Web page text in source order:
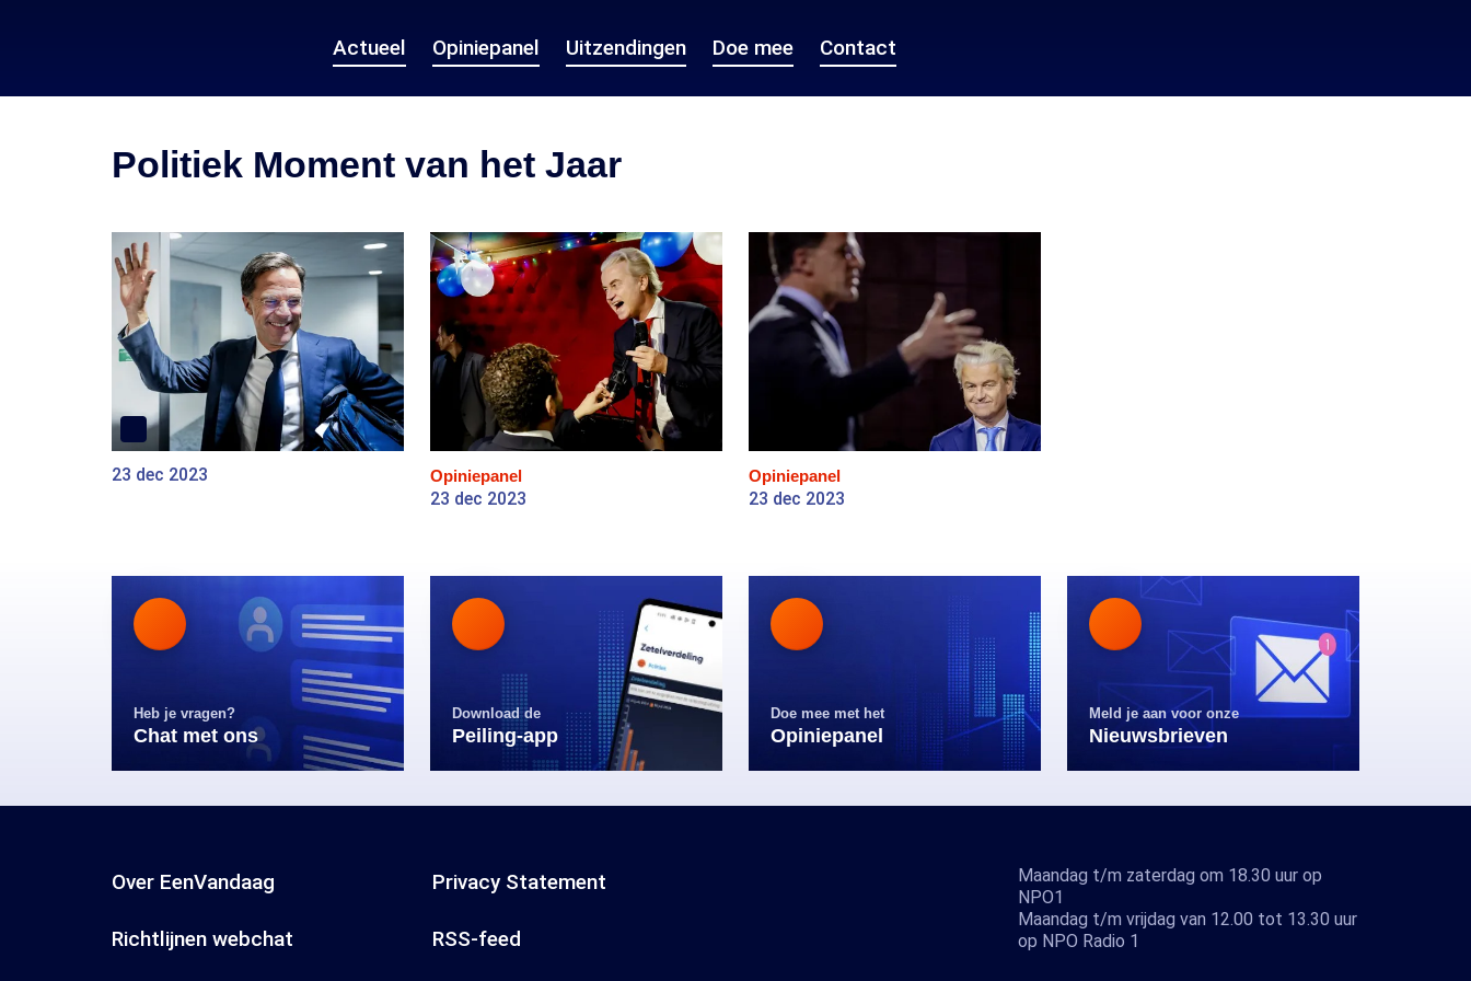
Actueel Opiniepanel Uitzendingen Doe mee Contact
Politiek Moment van het Jaar
23 dec 2023 Opiniepanel
23 dec 2023
Opiniepanel
23 dec 2023
Heb je vragen?
Chat met ons
Download de
Peiling-app
Doe mee met het
Opiniepanel
Meld je aan voor onze
Nieuwsbrieven
Over EenVandaag Privacy Statement
Richtlijnen webchat RSS-feed
Maandag t/m zaterdag om 18.30 uur op
NPO1
Maandag t/m vrijdag van 12.00 tot 13.30 uur
op NPO Radio 1